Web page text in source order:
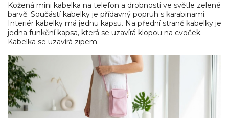
Kožená mini kabelka na telefon a drobnosti ve světle zelené
barvě. Součástí kabelky je přídavný popruh s karabinami.
Interiér kabelky má jednu kapsu. Na přední straně kabelky je
jedna funkční kapsa, která se uzavírá klopou na cvoček.
Kabelka se uzavírá zipem.